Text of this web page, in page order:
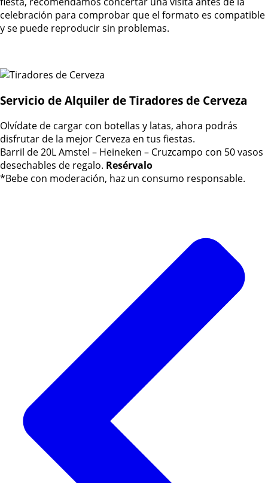
celebración para comprobar que el formato es compatible
y se puede reproducir sin problemas.
Servicio de Alquiler de Tiradores de Cerveza
Olvídate de cargar con botellas y latas, ahora podrás
disfrutar de la mejor Cerveza en tus fiestas.
Barril de 20L Amstel – Heineken – Cruzcampo con 50 vasos
desechables de regalo. Resérvalo
*Bebe con moderación, haz un consumo responsable.